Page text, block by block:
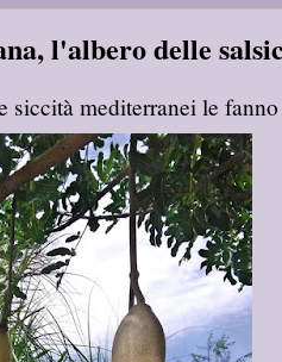
l'albero delle
siccità mediterranei le